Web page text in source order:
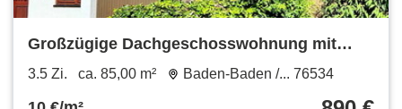
Großzügige Dachgeschosswohnung mit
Garten und Klimaanlage.
3.5 Zi. ca. 85,00 m² Baden-Baden /... 76534